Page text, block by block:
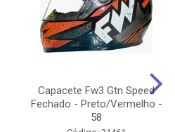
Capacete Fw3 Gtn Speed
Fechado - Preto/Vermelho -
58